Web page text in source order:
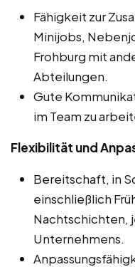
Fähigkeit zur
Minijobs,
Frohburg mit
Abteilungen.
Gute
im Team zu
Flexibilität und
Bereitschaft, in
einschließlich
Nachtschichten,
Unternehmens.